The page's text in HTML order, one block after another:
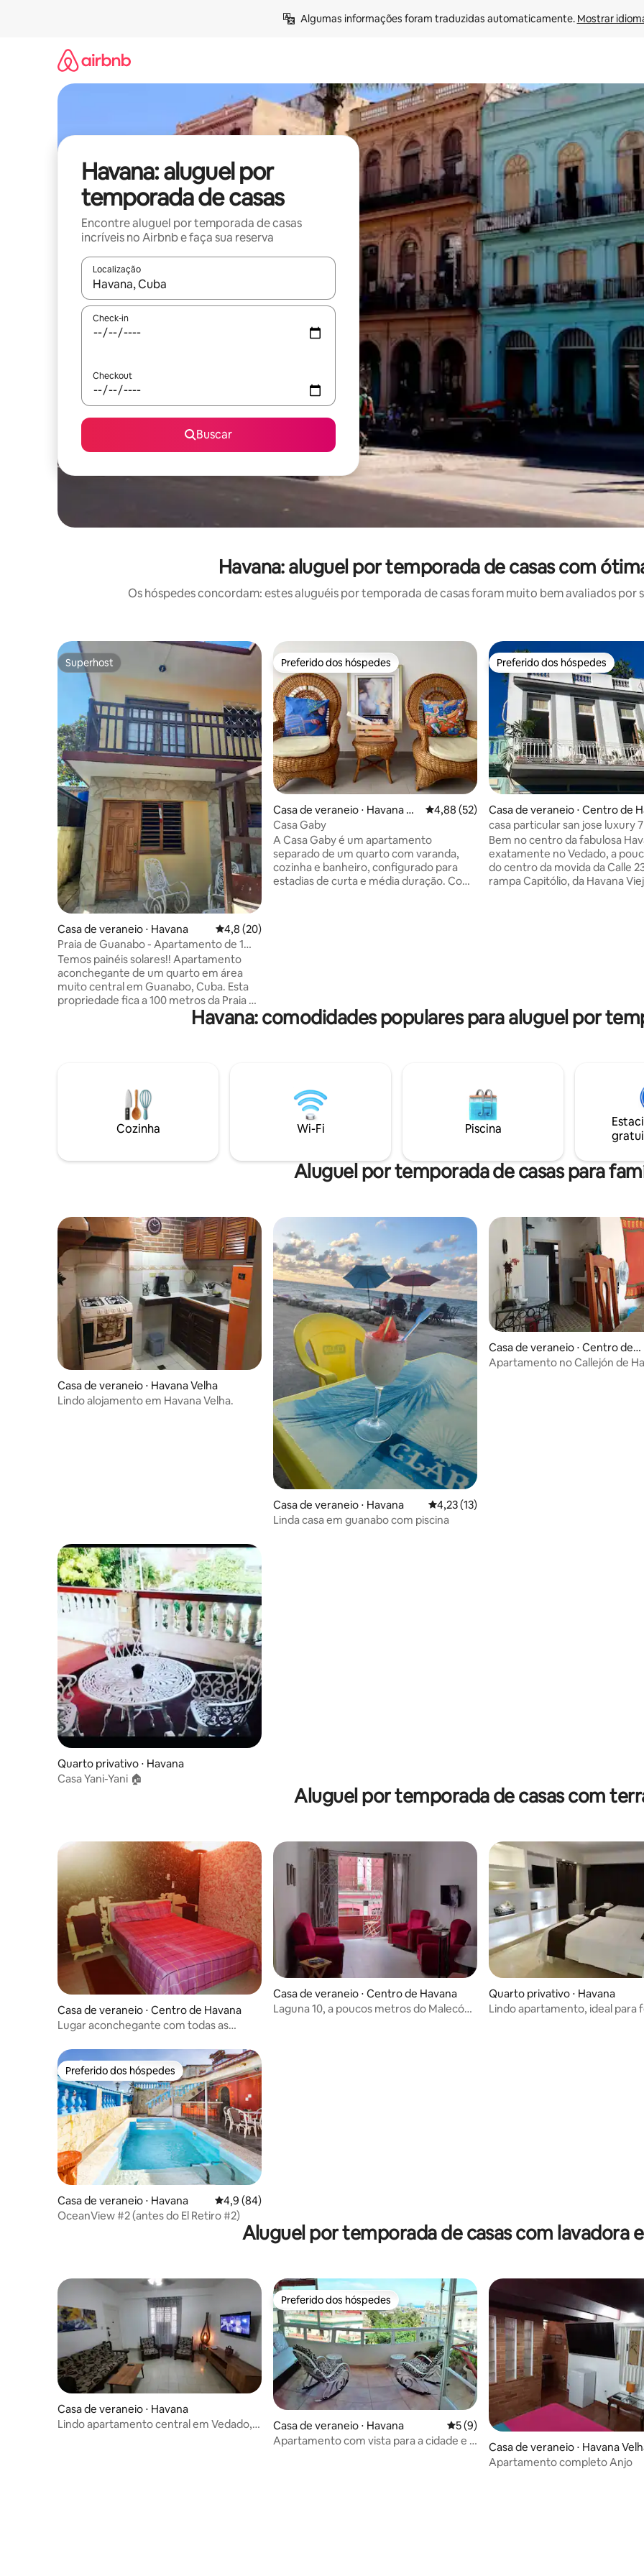
Algumas informações foram traduzidas automaticamente. Mostrar
Havana: aluguel por
temporada de casas
Encontre aluguel por temporada de casas
incríveis no Airbnb e faça sua reserva
Localização
Quando os resultados estiverem disponíveis, explore-os usando as seta para cima e para baixo do teclado ou tocando
Check-in
Checkout
Buscar
Havana: aluguel por temporada de casas com
Os hóspedes concordam: estes aluguéis por temporada de casas foram muito bem avaliados por
Superhost
Superhost
Casa de veraneio ⋅ Havana 4,8 de uma avaliação média de 5, 20 avaliações
4,8 (20)
Praia de Guanabo - Apartamento de 1
quarto. Painéis solares
Temos painéis solares!! Apartamento
aconchegante de um quarto em área
muito central em Guanabo, Cuba. Esta
propriedade fica a 100 metros da Praia de
Guanabo, a 20 minutos da antiga Havana
e a uma curta distância a pé das
desfrutar de seu belo clima e praias, esta
é a sua oportunidade! Forneceremos
ótimas dicas para você se locomover e
aproveitar ao máximo sua estadia.
Preferido dos hóspedes
Preferido dos hóspedes
Casa de veraneio ⋅ Havana Ve
lha
4,88 de uma avaliação média de 5, 52
4,88 (52)
Casa Gaby
A Casa Gaby é um apartamento
separado de um quarto com varanda,
cozinha e banheiro, configurado para
estadias de curta e média duração. Com
Preferido dos hóspedes
Preferido dos hóspedes
Casa de veraneio ⋅ Centro de
ana
casa particular san jose luxury
Bem no centro da fabulosa
exatamente no Vedado, a
do centro da movida da Calle
rampa Capitólio, da Havana
Havana: comodidades populares para aluguel por
Cozinha Wi-Fi Piscina
Aluguel por temporada de casas para
Casa de veraneio ⋅ Havana Velha
Lindo alojamento em Havana Velha.
Casa de veraneio ⋅ Havana 4,23 de uma avaliação média de 5, 13
4,23 (13)
Linda casa em guanabo com piscina
Casa de veraneio ⋅ Centro de
Havana
Apartamento no Callejón de
Quarto privativo ⋅ Havana
Casa Yani-Yani 🏠
Aluguel por temporada de casas com
Casa de veraneio ⋅ Centro de Havana
Lugar aconchegante com todas as
Casa de veraneio ⋅ Centro de Havana
Laguna 10, a poucos metros do Malecón
Quarto privativo ⋅ Havana
Lindo apartamento, ideal para
Preferido dos hóspedes
Preferido dos hóspedes
Casa de veraneio ⋅ Havana 4,9 de uma avaliação média de 5, 84 avaliações
4,9 (84)
OceanView #2 (antes do El Retiro #2)
Aluguel por temporada de casas com lavadora
Casa de veraneio ⋅ Havana
Lindo apartamento central em Vedado,
Preferido dos hóspedes
Preferido dos hóspedes
Casa de veraneio ⋅ Havana 5 de uma avaliação média de 5, 9
5 (9)
Apartamento com vista para a cidade e o
Casa de veraneio ⋅ Havana
Apartamento completo Anjo